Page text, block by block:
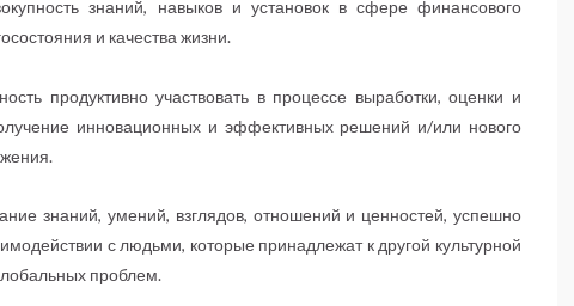
знаний, навыков и установок в сфере финансового
и качества жизни.
продуктивно участвовать в процессе выработки, оценки и
инновационных и эффективных решений и/или нового
знаний, умений, взглядов, отношений и ценностей, успешно
с людьми, которые принадлежат к другой культурной
проблем.